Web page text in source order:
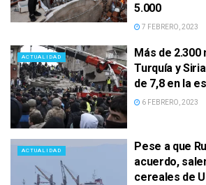
5.000
7 FEBRERO, 2023
ACTUALIDAD
Más de
Turquía y
de 7,8 en la
6 FEBRERO, 2023
ACTUALIDAD
Pese a que
acuerdo,
cereales de